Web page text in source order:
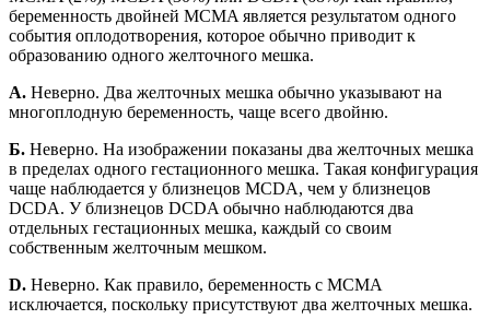
беременность двойней MCMA является результатом одного
события оплодотворения, которое обычно приводит к
образованию одного желточного мешка.
A. Неверно. Два желточных мешка обычно указывают на
многоплодную беременность, чаще всего двойню.
Б. Неверно. На изображении показаны два желточных мешка
в пределах одного гестационного мешка. Такая конфигурация
чаще наблюдается у близнецов MCDA, чем у близнецов
DCDA. У близнецов DCDA обычно наблюдаются два
отдельных гестационных мешка, каждый со своим
собственным желточным мешком.
D. Неверно. Как правило, беременность с MCMA
исключается, поскольку присутствуют два желточных мешка.